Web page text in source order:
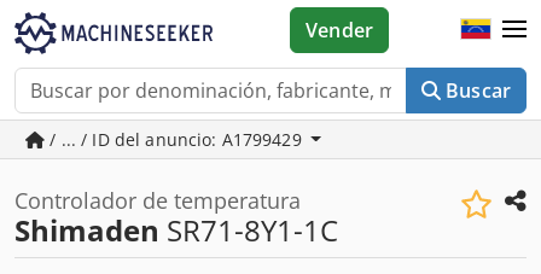
Buscar
Vender
/ ... / ID del anuncio: A1799429
Controlador de temperatura
Shimaden SR71-8Y1-1C